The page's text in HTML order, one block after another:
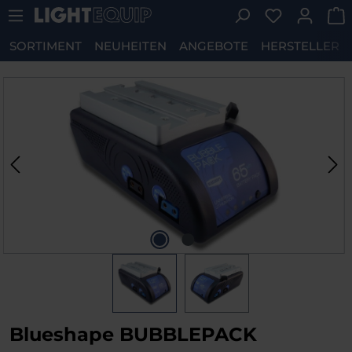
Zum Hauptinhalt springen Du hast 0
SORTIMENT NEUHEITEN ANGEBOTE HERSTELLER
Bildergalerie überspringen
Blueshape BUBBLEPACK